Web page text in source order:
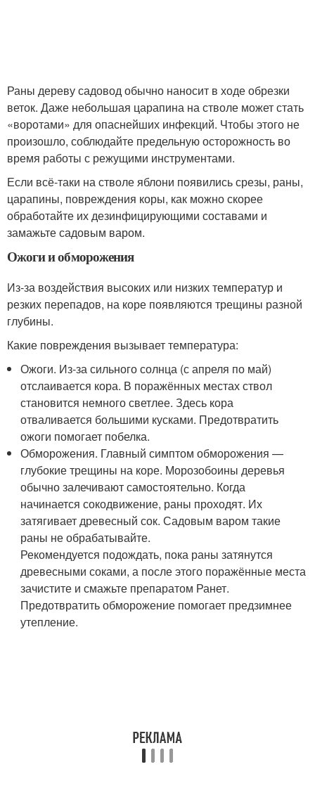
Раны дереву садовод обычно наносит в ходе обрезки
веток. Даже небольшая царапина на стволе может стать
«воротами» для опаснейших инфекций. Чтобы этого не
произошло, соблюдайте предельную осторожность во
время работы с режущими инструментами.
Если всё-таки на стволе яблони появились срезы, раны,
царапины, повреждения коры, как можно скорее
обработайте их дезинфицирующими составами и
замажьте садовым варом.
Ожоги и обморожения
Из-за воздействия высоких или низких температур и
резких перепадов, на коре появляются трещины разной
глубины.
Какие повреждения вызывает температура:
Ожоги. Из-за сильного солнца (с апреля по май)
отслаивается кора. В поражённых местах ствол
становится немного светлее. Здесь кора
отваливается большими кусками. Предотвратить
ожоги помогает побелка.
Обморожения. Главный симптом обморожения —
глубокие трещины на коре. Морозобоины деревья
обычно залечивают самостоятельно. Когда
начинается сокодвижение, раны проходят. Их
затягивает древесный сок. Садовым варом такие
раны не обрабатывайте.
Рекомендуется подождать, пока раны затянутся
древесными соками, а после этого поражённые места
зачистите и смажьте препаратом Ранет.
Предотвратить обморожение помогает предзимнее
утепление.